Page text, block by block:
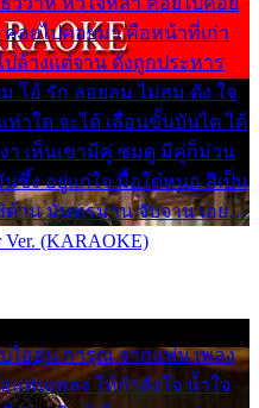
อยไปคอยมา คือหน้าที่เก่า
ล้างแต่จาน ดั่งถูกประหาร
โอ้ รัก ลอยลม ไม่สม ดัง ใจ
าใด จะได้ เลื่อนขั้นบันได ได้
า เห็นเขามีคู่ ซมดู มีคู่ก็ม่วน
ซึ้ง อยู่แก่ใจ มื้อใด๋หนอ สิเป็น
ด้าน มันทรมาน จับจาน เอย…
(KARAOKE)
ไออุ่น การุณ จากแฟน เพลง
แฟนเพลง ให้กำลังใจ น้ำใจ